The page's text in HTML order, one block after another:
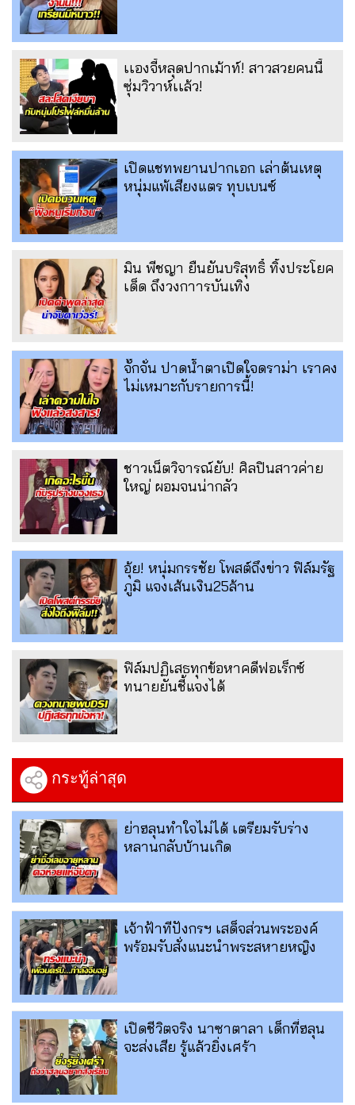
เเองจี้หลุดปากเม้าท์! สาวสวยคนนี้
ซุ่มวิวาห์เเล้ว!
เปิดแชทพยานปากเอก เล่าต้นเหตุ
หนุ่มแพ้เสียงแตร ทุบเบนซ์
มิน พีชญา ยืนยันบริสุทธิ์ ทิ้งประโยค
เด็ด ถึงวงกาารบันเทิง
จั๊กจั่น ปาดน้ำตาเปิดใจดราม่า เราคง
ไม่เหมาะกับรายการนี้!
ชาวเน็ตวิจารณ์ยับ! ศิลปินสาวค่าย
ใหญ่ ผอมจนน่ากลัว
อุ้ย! หนุ่มกรรชัย โพสต์ถึงข่าว ฟิล์มรัฐ
ภูมิ แจงเส้นเงิน25ล้าน
ฟิล์มปฏิเสธทุกข้อหาคดีฟอเร็กซ์
ทนายยันชี้แจงได้
กระทู้ล่าสุด
ย่าฮลุนทำใจไม่ได้ เตรียมรับร่าง
หลานกลับบ้านเกิด
เจ้าฟ้าทีปังกรฯ เสด็จส่วนพระองค์
พร้อมรับสั่งแนะนำพระสหายหญิง
เปิดชีวิตจริง นาซาตาลา เด็กที่ฮลุน
จะส่งเสีย รู้แล้วยิ่งเศร้า